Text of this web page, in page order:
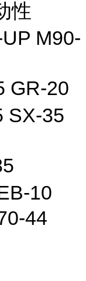
性
M90-
GR-20
SX-35
10
44